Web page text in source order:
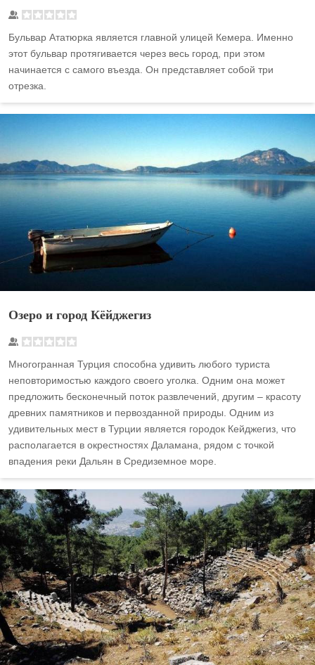
Бульвар Ататюрка является главной улицей Кемера. Именно
этот бульвар протягивается через весь город, при этом
начинается с самого въезда. Он представляет собой три
отрезка.
Озеро и город Кёйджегиз
Многогранная Турция способна удивить любого туриста
неповторимостью каждого своего уголка. Одним она может
предложить бесконечный поток развлечений, другим – красоту
древних памятников и первозданной природы. Одним из
удивительных мест в Турции является городок Кейджегиз, что
располагается в окрестностях Даламана, рядом с точкой
впадения реки Дальян в Средиземное море.